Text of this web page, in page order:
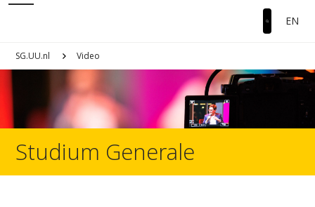
EN
SG.UU.nl Video
Studium Generale